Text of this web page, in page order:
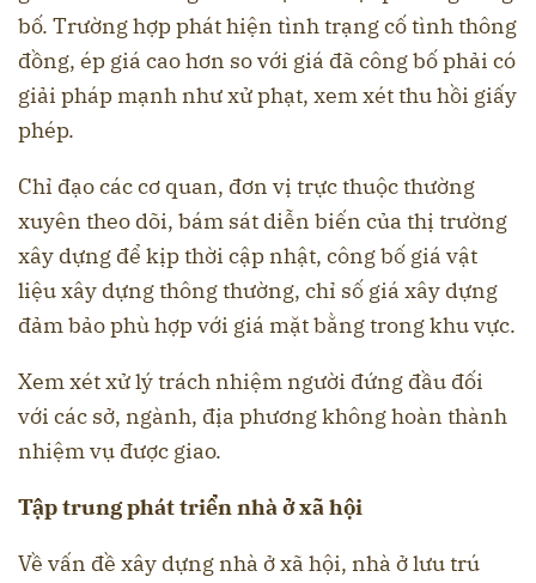
bố. Trường hợp phát hiện tình trạng cố tình thông
đồng, ép giá cao hơn so với giá đã công bố phải có
giải pháp mạnh như xử phạt, xem xét thu hồi giấy
phép.
Chỉ đạo các cơ quan, đơn vị trực thuộc thường
xuyên theo dõi, bám sát diễn biến của thị trường
xây dựng để kịp thời cập nhật, công bố giá vật
liệu xây dựng thông thường, chỉ số giá xây dựng
đảm bảo phù hợp với giá mặt bằng trong khu vực.
Xem xét xử lý trách nhiệm người đứng đầu đối
với các sở, ngành, địa phương không hoàn thành
nhiệm vụ được giao.
Tập trung phát triển nhà ở xã hội
Về vấn đề xây dựng nhà ở xã hội, nhà ở lưu trú